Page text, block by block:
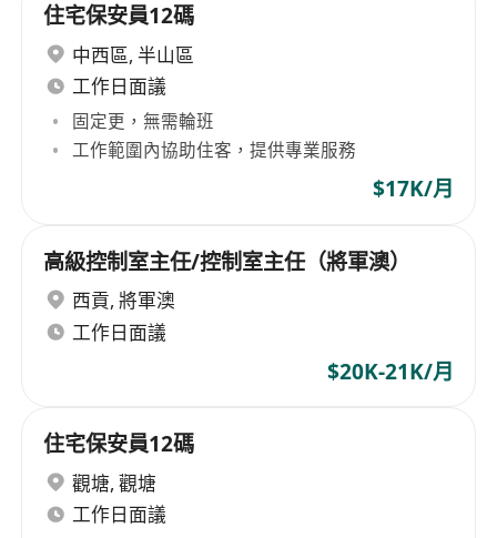
住宅保安員12碼
中西區, 半山區
工作日面議
固定更，無需輪班
工作範圍內協助住客，提供專業服務
$17K/月
高級控制室主任/控制室主任（將軍澳）
西貢, 將軍澳
工作日面議
$20K-21K/月
住宅保安員12碼
觀塘, 觀塘
工作日面議